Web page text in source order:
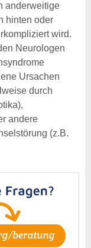
anderweitige
hinten oder
wird.
Neurologen
Ursachen
durch
andere
(z.B.